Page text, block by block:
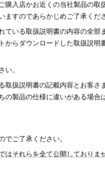
購入店かお近くの当社製品の取
すのであらかじめご了承くだ
ている取扱説明書の内容の全部
からダウンロードした取扱説明
い。
取扱説明書の記載内容とお客さ
製品の仕様に違いがある場合
ご了承ください。
はそれらを全て公開しておりま